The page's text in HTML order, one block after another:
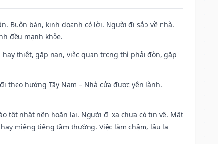
Buôn bán, kinh doanh có lời. Người đi sắp về nhà.
đều mạnh khỏe.
thiệt, gặp nạn, việc quan trọng thì phải đòn, gặp
theo hướng Tây Nam – Nhà cửa được yên lành.
tốt nhất nên hoãn lại. Người đi xa chưa có tin về. Mất
miệng tiếng tầm thường. Việc làm chậm, lâu la